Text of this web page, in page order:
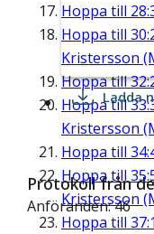
Hoppa till
Hoppa till
Kristersson
Hoppa till
Hoppa till
Kristersson
Hoppa till
Hoppa till
Kristersson
Hoppa till
Ladda
Protokoll från
Anföranden: 46